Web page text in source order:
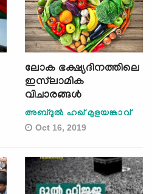
ലോക ഭക്ഷ്യദിനത്തിലെ
ഇസ്‌ലാമിക
വിചാരങ്ങള്‍
അബ്ദുല്‍ ഹഖ് മുളയങ്കാവ്
Oct 16, 2019